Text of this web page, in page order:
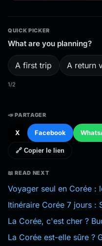
QUICK PICKER
What are you planning?
A first trip A return
1/2
📣 PARTAGER
X Facebook
🔗 Copier le lien
📖 READ NEXT
Voyager seul en Corée :
Itinéraire Corée 7 jours :
La Corée, c'est cher ?
La Corée est-elle sûre ?